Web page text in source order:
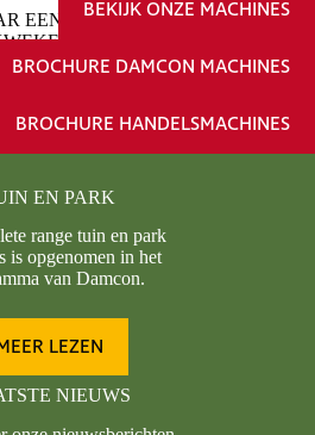
EEN COMPLEET
MACHINES
business
BEKIJK ONZE MACHINES
BROCHURE DAMCON MACHINES
BROCHURE HANDELSMACHINES
EN PARK
range tuin en park
is opgenomen in het
van Damcon.
LEZEN
NIEUWS